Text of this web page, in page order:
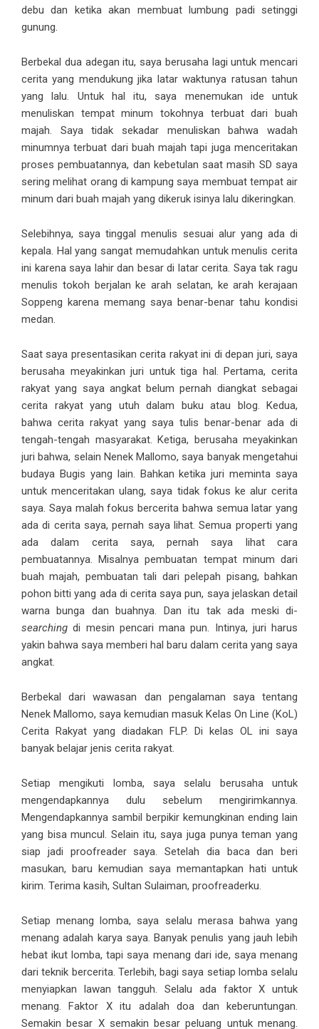
debu dan ketika akan membuat lumbung padi setinggi
gunung.
Berbekal dua adegan itu, saya berusaha lagi untuk mencari
cerita yang mendukung jika latar waktunya ratusan tahun
yang lalu. Untuk hal itu, saya menemukan ide untuk
menuliskan tempat minum tokohnya terbuat dari buah
majah. Saya tidak sekadar menuliskan bahwa wadah
minumnya terbuat dari buah majah tapi juga menceritakan
proses pembuatannya, dan kebetulan saat masih SD saya
sering melihat orang di kampung saya membuat tempat air
minum dari buah majah yang dikeruk isinya lalu dikeringkan.
Selebihnya, saya tinggal menulis sesuai alur yang ada di
kepala. Hal yang sangat memudahkan untuk menulis cerita
ini karena saya lahir dan besar di latar cerita. Saya tak ragu
menulis tokoh berjalan ke arah selatan, ke arah kerajaan
Soppeng karena memang saya benar-benar tahu kondisi
medan.
Saat saya presentasikan cerita rakyat ini di depan juri, saya
berusaha meyakinkan juri untuk tiga hal. Pertama, cerita
rakyat yang saya angkat belum pernah diangkat sebagai
cerita rakyat yang utuh dalam buku atau blog. Kedua,
bahwa cerita rakyat yang saya tulis benar-benar ada di
tengah-tengah masyarakat. Ketiga, berusaha meyakinkan
juri bahwa, selain Nenek Mallomo, saya banyak mengetahui
budaya Bugis yang lain. Bahkan ketika juri meminta saya
untuk menceritakan ulang, saya tidak fokus ke alur cerita
saya. Saya malah fokus bercerita bahwa semua latar yang
ada di cerita saya, pernah saya lihat. Semua properti yang
ada dalam cerita saya, pernah saya lihat cara
pembuatannya. Misalnya pembuatan tempat minum dari
buah majah, pembuatan tali dari pelepah pisang, bahkan
pohon bitti yang ada di cerita saya pun, saya jelaskan detail
warna bunga dan buahnya. Dan itu tak ada meski di-
searchingdi mesin pencari mana pun. Intinya, juri harus
yakin bahwa saya memberi hal baru dalam cerita yang saya
angkat.
Berbekal dari wawasan dan pengalaman saya tentang
Nenek Mallomo, saya kemudian masuk Kelas On Line (KoL)
Cerita Rakyat yang diadakan FLP. Di kelas OL ini saya
banyak belajar jenis cerita rakyat.
Setiap mengikuti lomba, saya selalu berusaha untuk
mengendapkannya dulu sebelum mengirimkannya.
Mengendapkannya sambil berpikir kemungkinan ending lain
yang bisa muncul. Selain itu, saya juga punya teman yang
siap jadi proofreader saya. Setelah dia baca dan beri
masukan, baru kemudian saya memantapkan hati untuk
kirim. Terima kasih, Sultan Sulaiman, proofreaderku.
Setiap menang lomba, saya selalu merasa bahwa yang
menang adalah karya saya. Banyak penulis yang jauh lebih
hebat ikut lomba, tapi saya menang dari ide, saya menang
dari teknik bercerita. Terlebih, bagi saya setiap lomba selalu
menyiapkan lawan tangguh. Selalu ada faktor X untuk
menang. Faktor X itu adalah doa dan keberuntungan.
Semakin besar X semakin besar peluang untuk menang.